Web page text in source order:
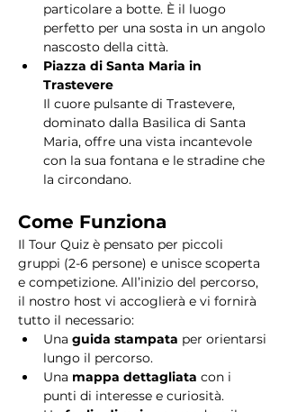
particolare a botte. È il luogo
perfetto per una sosta in un angolo
nascosto della città.
Piazza di Santa Maria in
Trastevere
Il cuore pulsante di Trastevere,
dominato dalla Basilica di Santa
Maria, offre una vista incantevole
con la sua fontana e le stradine che
la circondano.
Come Funziona
Il Tour Quiz è pensato per piccoli
gruppi (2-6 persone) e unisce scoperta
e competizione. All’inizio del percorso,
il nostro host vi accoglierà e vi fornirà
tutto il necessario:
Una guida stampata per orientarsi
lungo il percorso.
Una mappa dettagliata con i
punti di interesse e curiosità.